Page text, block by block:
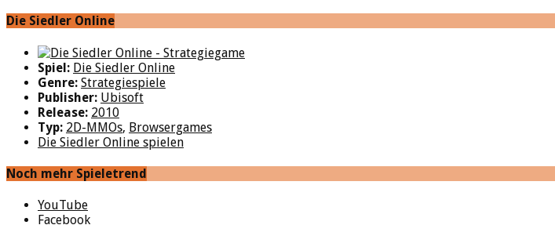
Die Siedler Online
Spiel: Die Siedler Online
Genre: Strategiespiele
Publisher: Ubisoft
Release: 2010
Typ: 2D-MMOs, Browsergames
Die Siedler Online spielen
Noch mehr Spieletrend
YouTube
Facebook